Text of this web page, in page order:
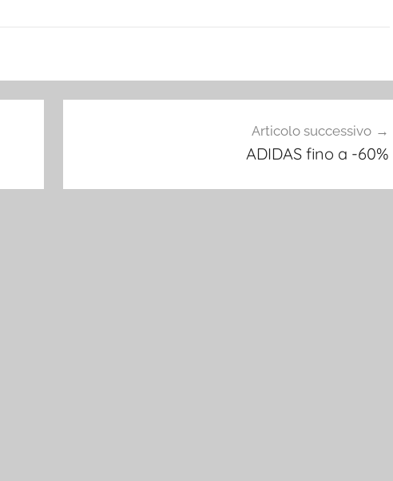
Articolo successivo
ADIDAS fino a -60%